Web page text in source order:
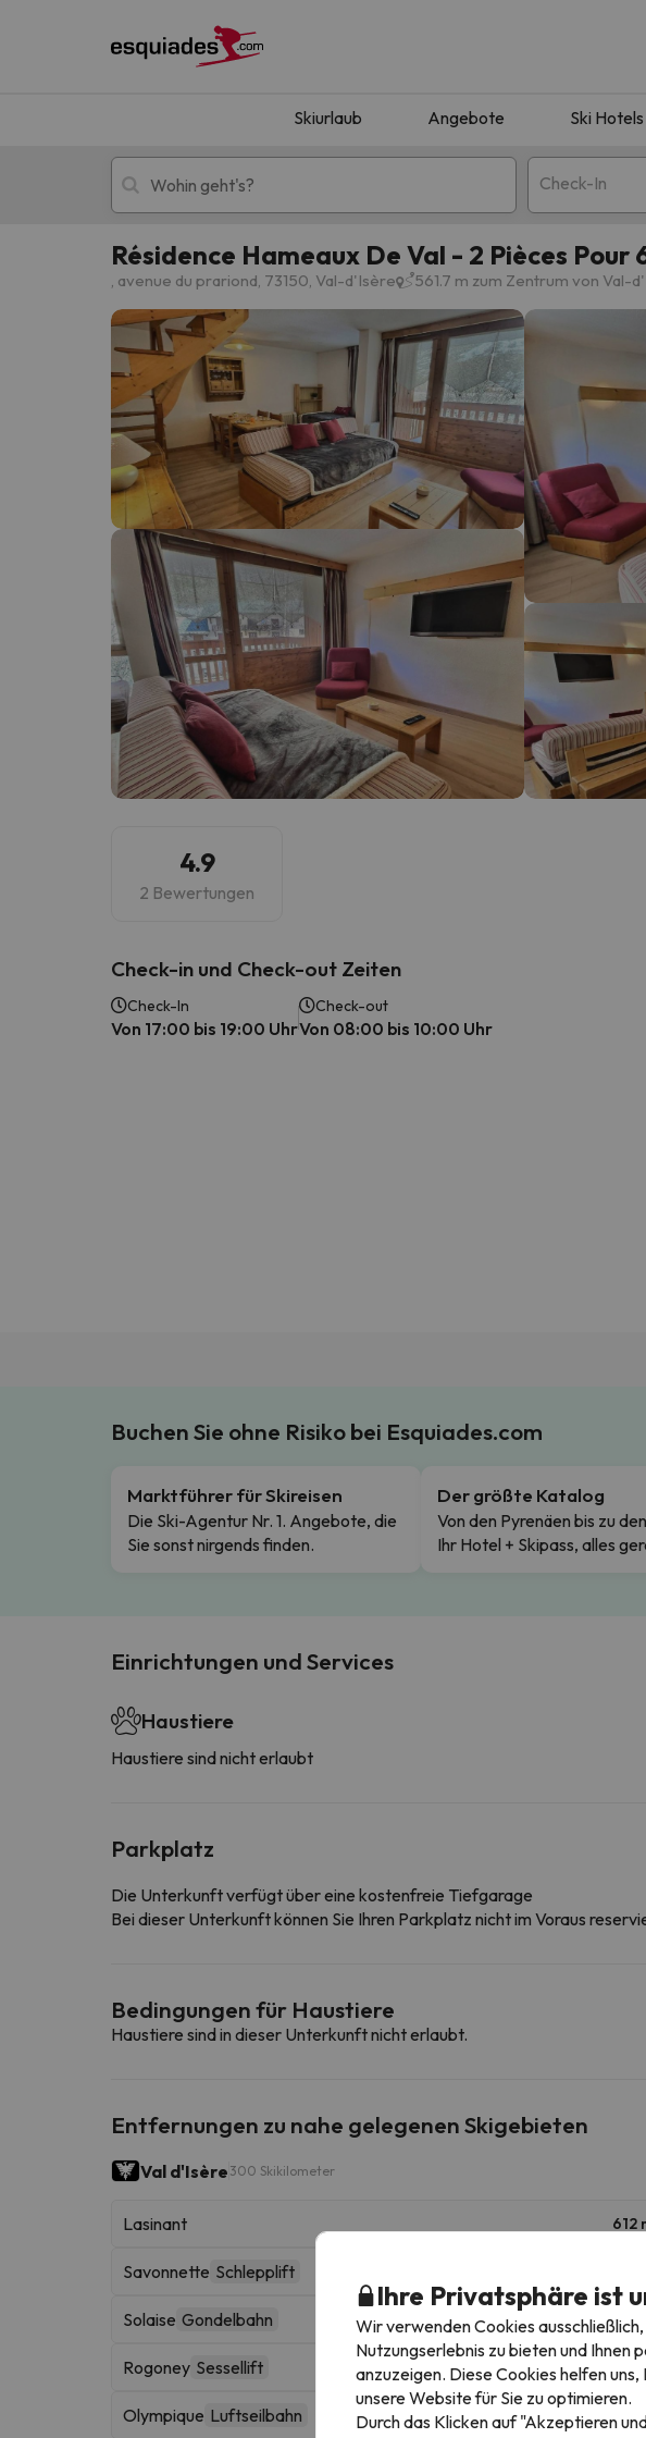
Skiurlaub Angebote Ski Hotels
Check-In
Skiurlaub Berghotels
Oops, wir haben keine Ergebnisse gefunden, die Ihrer Suche
Es sieht so aus, als hätte sich unser Sucher verirrt. Sobald er
Résidence Hameaux De Val - 2 Pièces Pour
, avenue du prariond, 73150, Val-d'Isère 561.7 m zum Zentrum von Val-
4.9
2 Bewertungen
Check-in und Check-out Zeiten
Check-In
Von 17:00 bis 19:00 Uhr
Check-out
Von 08:00 bis 10:00 Uhr
Buchen Sie ohne Risiko bei Esquiades.com
Marktführer für Skireisen
Die Ski-Agentur Nr. 1. Angebote, die
Sie sonst nirgends finden.
Der größte Katalog
Von den Pyrenäen bis zu
Ihr Hotel + Skipass, alles
Einrichtungen und Services
Haustiere
Haustiere sind nicht erlaubt
Parkplatz
Die Unterkunft verfügt über eine kostenfreie Tiefgarage
Bei dieser Unterkunft können Sie Ihren Parkplatz nicht im Voraus
Bedingungen für Haustiere
Haustiere sind in dieser Unterkunft nicht erlaubt.
Entfernungen zu nahe gelegenen Skigebieten
Val d'Isère 300 Skikilometer
Lasinant 612
Savonnette Schlepplift
Solaise Gondelbahn 994
Rogoney Sessellift 1.3 km
Olympique Luftseilbahn 1.6 km
Ihre Privatsphäre ist
Wir verwenden Cookies
Nutzungserlebnis zu bieten und Ihnen
anzuzeigen. Diese Cookies helfen
unsere Website für Sie zu optimieren.
Durch das Klicken auf "Akzeptieren